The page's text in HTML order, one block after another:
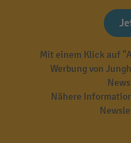
Mit einem Klick auf
Werbung von
Nähere